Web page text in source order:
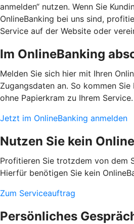
anmelden“ nutzen. Wenn Sie
OnlineBanking bei uns sind,
Service auf der Website oder
Im OnlineBanking
Melden Sie sich hier mit Ihren
Zugangsdaten an. So kommen
ohne Papierkram zu Ihrem Service.
Jetzt im OnlineBanking anmelden
Nutzen Sie kein
Profitieren Sie trotzdem von dem
Hierfür benötigen Sie kein
Zum Serviceauftrag
Persönliches